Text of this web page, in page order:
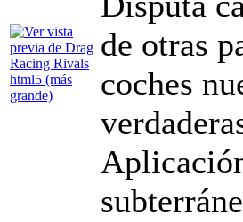
de otras
coches